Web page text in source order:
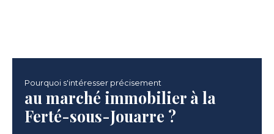
Pourquoi s'intéresser précisement
au marché immobilier à la
Ferté-sous-Jouarre ?